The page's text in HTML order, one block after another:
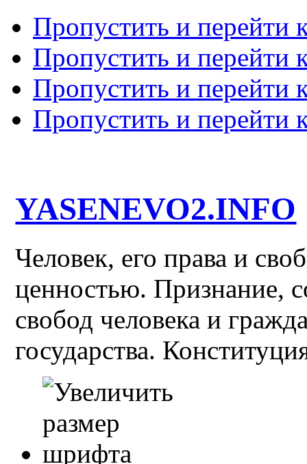
Пропустить и перейти
Пропустить и перейти
Пропустить и перейти
Пропустить и перейти
YASENEVO2.INFO
Человек, его права и
ценностью. Признание,
свобод человека и
государства.